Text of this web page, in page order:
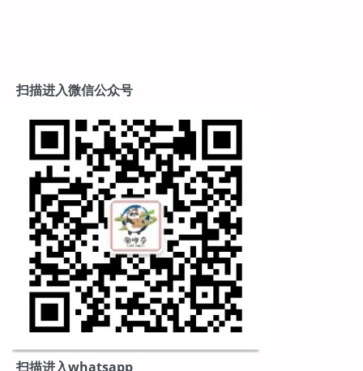
扫描进入微信公众号
扫描进入whatsapp